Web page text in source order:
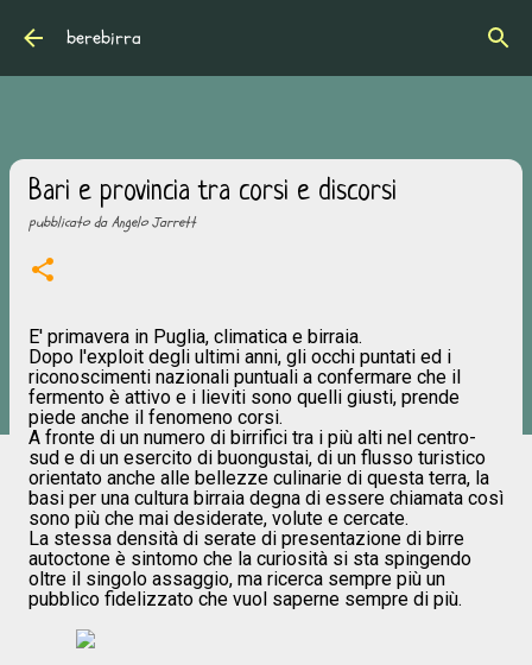
berebirra
Bari e provincia tra corsi e discorsi
pubblicato daAngelo Jarrett
E' primavera in Puglia, climatica e birraia.
Dopo l'exploit degli ultimi anni, gli occhi puntati ed i
riconoscimenti nazionali puntuali a confermare che il
fermento è attivo e i lieviti sono quelli giusti, prende
piede anche il fenomeno corsi.
A fronte di un numero di birrifici tra i più alti nel centro-
sud e di un esercito di buongustai, di un flusso turistico
orientato anche alle bellezze culinarie di questa terra, la
basi per una cultura birraia degna di essere chiamata così
sono più che mai desiderate, volute e cercate.
La stessa densità di serate di presentazione di birre
autoctone è sintomo che la curiosità si sta spingendo
oltre il singolo assaggio, ma ricerca sempre più un
pubblico fidelizzato che vuol saperne sempre di più.